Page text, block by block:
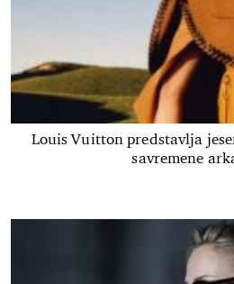
Louis Vuitton predstavlja
savremene